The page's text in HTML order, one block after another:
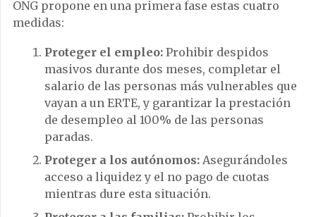
ONG propone en una primera fase estas cuatro
medidas:
Proteger el empleo: Prohibir despidos
masivos durante dos meses, completar el
salario de las personas más vulnerables que
vayan a un ERTE, y garantizar la prestación
de desempleo al 100% de las personas
paradas.
Proteger a los autónomos: Asegurándoles
acceso a liquidez y el no pago de cuotas
mientras dure esta situación.